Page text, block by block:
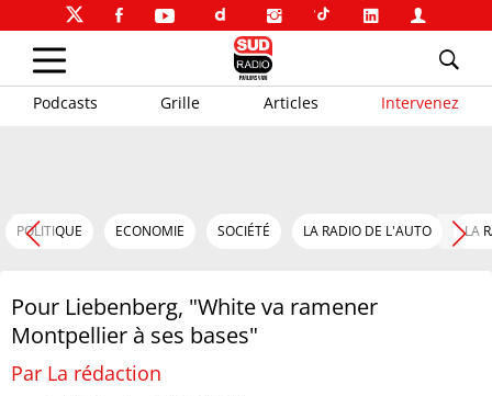
Podcasts Grille Articles Intervenez
POLITIQUE ECONOMIE SOCIÉTÉ LA RADIO DE L'AUTO LA
Pour Liebenberg, "White va ramener
Montpellier à ses bases"
Par La rédaction